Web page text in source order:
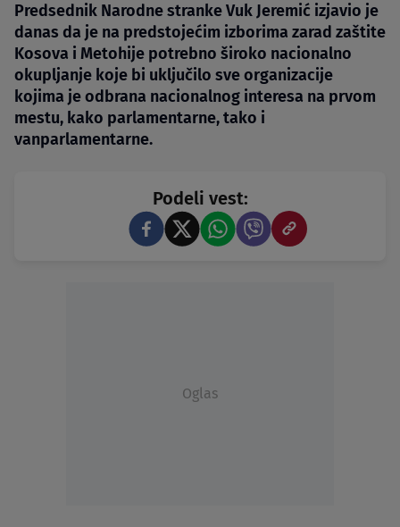
Predsednik Narodne stranke Vuk Jeremić izjavio je
danas da je na predstojećim izborima zarad zaštite
Kosova i Metohije potrebno široko nacionalno
okupljanje koje bi uključilo sve organizacije
kojima je odbrana nacionalnog interesa na prvom
mestu, kako parlamentarne, tako i
vanparlamentarne.
Podeli vest:
Oglas